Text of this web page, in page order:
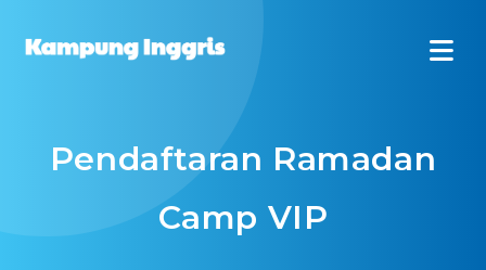
Pendaftaran Ramadan
Camp VIP